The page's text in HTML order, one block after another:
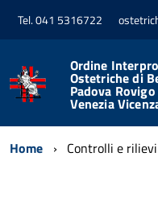
Tel. 041 5316722
Ordine
Ostetriche di
Padova
Venezia
Home Controlli e